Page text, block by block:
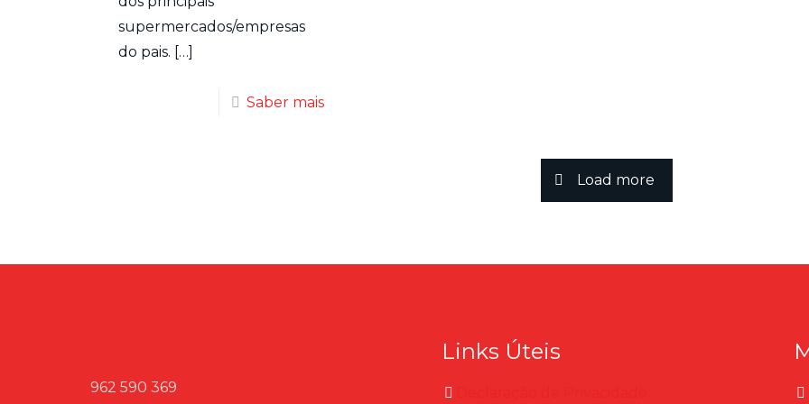
supermercados/empresas
do pais. […]
Saber mais
Load more
962 590 369
Links Úteis